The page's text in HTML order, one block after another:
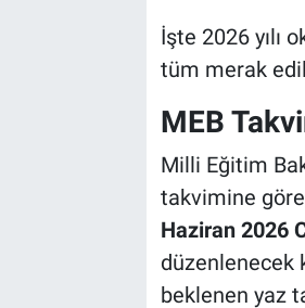
İşte 2026 yılı
tüm merak
MEB
Milli Eğitim
takvimine
Haziran 2026
düzenlenecek
beklenen yaz